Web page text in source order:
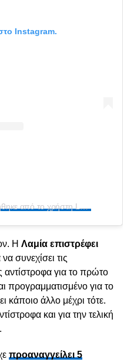
Instagram.
Η δημοσίευση κοινοποιήθηκε από το χρήστη Lamiara.gr (@lamiara.gr)
Η Λαμία επιστρέφει
συνεχίσει τις
για το πρώτο
προγραμματισμένο για το
κάποιο άλλο μέχρι τότε.
και για την τελική
προαναγγείλει 5